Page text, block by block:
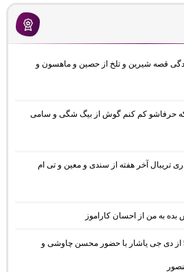
زندگی قصه شیرین و تلخ از حصین و ماهسون و
حرفاشو کم کنم گوش از بیگ شگی و سامی
تریبال آخر هفته از سندی و معین و تی ام
بده به من از احسان کاراموز
دانلود آهنگ ریمیکس زلزله 5 از دی جی یاشار با حضور محسن چاوشی و